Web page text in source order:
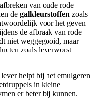
van oude rode
de galkleurstoffen zoals
voor het geven
de afbraak van rode
niet weggegooid, maar
zoals leverworst
helpt bij het emulgeren
in kleine
er beter bij kunnen.